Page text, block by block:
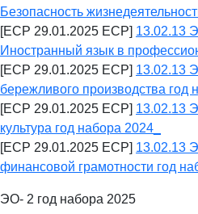
Безопасность
[ECP 29.01.2025 ECP] 13.02.13
Иностранный язык в
[ECP 29.01.2025 ECP] 13.02.13
бережливого производства год
[ECP 29.01.2025 ECP] 13.02.13
культура год набора 2024_
[ECP 29.01.2025 ECP] 13.02.13
финансовой грамотности год
ЭО- 2 год набора 2025